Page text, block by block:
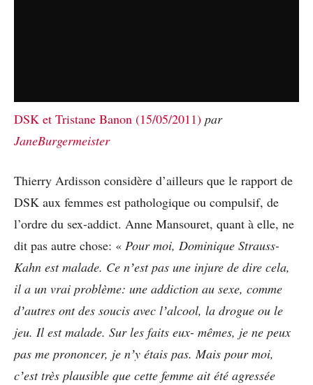
DSK et Tristane Banon (15/05/2011) par
JaneBurgermeister
Thierry Ardisson considère d’ailleurs que le rapport de
DSK aux femmes est pathologique ou compulsif, de
l’ordre du sex-addict. Anne Mansouret, quant à elle, ne
dit pas autre chose: « Pour moi, Dominique Strauss-
Kahn est malade. Ce nʼest pas une injure de dire cela,
il a un vrai problème: une addiction au sexe, comme
dʼautres ont des soucis avec lʼalcool, la drogue ou le
jeu. Il est malade. Sur les faits eux- mêmes, je ne peux
pas me prononcer, je nʼy étais pas. Mais pour moi,
cʼest très plausible que cette femme ait été agressée